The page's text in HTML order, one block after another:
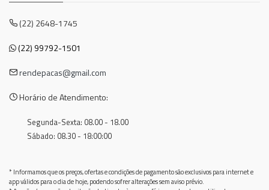
(22) 2648-1745
(22) 99792-1501
rendepacas@gmail.com
Horário de Atendimento:
Segunda-Sexta: 08.00 - 18.00
Sábado: 08.30 - 18:00:00
* Informamos que os preços, ofertas e condições de pagamento são exclusivos para internet e
app válidos para o dia de hoje, podendo sofrer alterações sem aviso prévio.